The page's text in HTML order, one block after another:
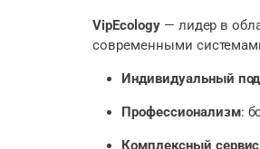
VipEcology— лидер в
современными
Индивидуальный
Профессионализм:
Комплексный сервис